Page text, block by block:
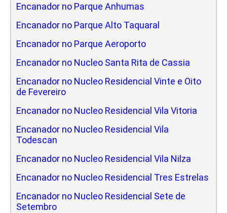
Encanador no Parque Anhumas
Encanador no Parque Alto Taquaral
Encanador no Parque Aeroporto
Encanador no Nucleo Santa Rita de Cassia
Encanador no Nucleo Residencial Vinte e Oito
de Fevereiro
Encanador no Nucleo Residencial Vila Vitoria
Encanador no Nucleo Residencial Vila
Todescan
Encanador no Nucleo Residencial Vila Nilza
Encanador no Nucleo Residencial Tres Estrelas
Encanador no Nucleo Residencial Sete de
Setembro